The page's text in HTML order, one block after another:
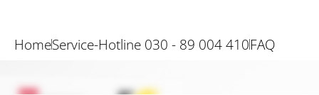
HomeService-Hotline 030 - 89 004 410FAQ